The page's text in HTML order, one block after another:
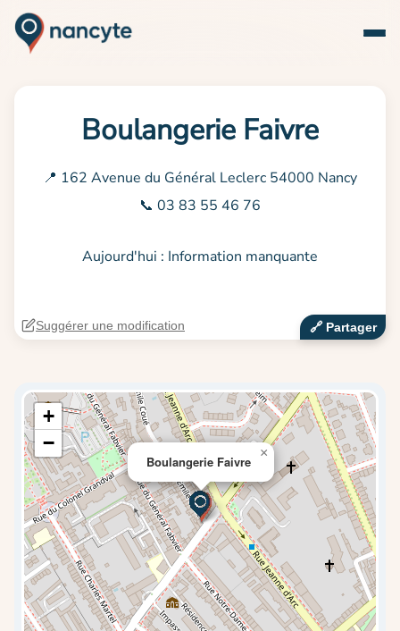
Boulangerie Faivre
📍 162 Avenue du Général Leclerc 54000 Nancy
📞 03 83 55 46 76
Aujourd'hui : Information manquante
🔗‍️ Partager
Suggérer une modification
Boulangerie Faivre
×
+
−